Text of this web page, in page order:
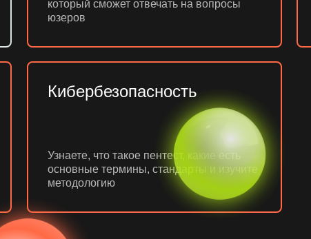
который сможет отвечать на вопросы
юзеров
Кибербезопасность
Узнаете, что такое пентест, какие есть
основные термины, стандарты и изучите
методологию